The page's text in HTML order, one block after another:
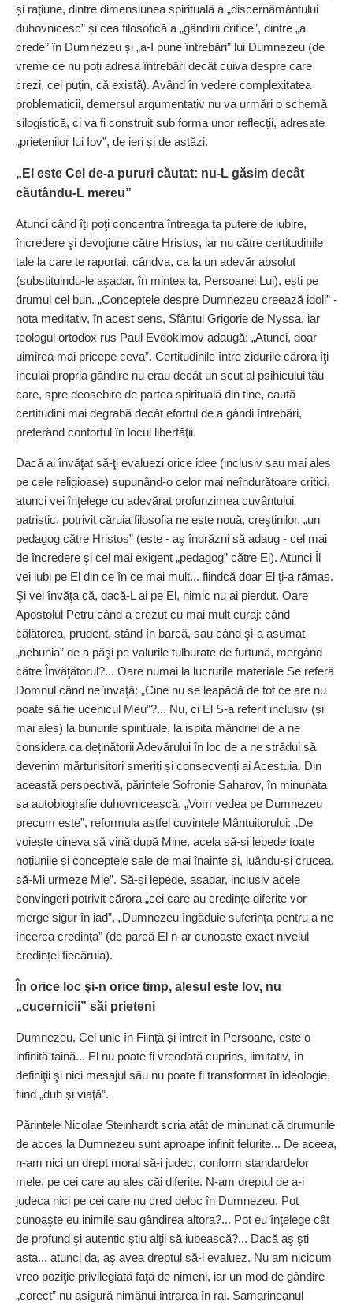
și rațiune, dintre dimensiunea spirituală a „discernământului
duhovnicesc” și cea filosofică a „gândirii critice”, dintre „a
crede” în Dumnezeu și „a-I pune întrebări” lui Dumnezeu (de
vreme ce nu poți adresa întrebări decât cuiva despre care
crezi, cel puțin, că există). Având în vedere complexitatea
problematicii, demersul argumentativ nu va urmări o schemă
silogistică, ci va fi construit sub forma unor reflecții, adresate
„prietenilor lui Iov”, de ieri și de astăzi.
„El este Cel de-a pururi căutat: nu-L găsim decât
căutându-L mereu”
Atunci când îți poţi concentra întreaga ta putere de iubire,
încredere şi devoţiune către Hristos, iar nu către certitudinile
tale la care te raportai, cândva, ca la un adevăr absolut
(substituindu-le aşadar, în mintea ta, Persoanei Lui), ești pe
drumul cel bun. „Conceptele despre Dumnezeu creează idoli” -
nota meditativ, în acest sens, Sfântul Grigorie de Nyssa, iar
teologul ortodox rus Paul Evdokimov adaugă: „Atunci, doar
uimirea mai pricepe ceva”. Certitudinile între zidurile cărora îţi
încuiai propria gândire nu erau decât un scut al psihicului tău
care, spre deosebire de partea spirituală din tine, caută
certitudini mai degrabă decât efortul de a gândi întrebări,
preferând confortul în locul libertăţii.
Dacă ai învăţat să-ţi evaluezi orice idee (inclusiv sau mai ales
pe cele religioase) supunând-o celor mai neîndurătoare critici,
atunci vei înţelege cu adevărat profunzimea cuvântului
patristic, potrivit căruia filosofia ne este nouă, creştinilor, „un
pedagog către Hristos” (este - aş îndrăzni să adaug - cel mai
de încredere şi cel mai exigent „pedagog” către El). Atunci Îl
vei iubi pe El din ce în ce mai mult... fiindcă doar El ţi-a rămas.
Şi vei învăţa că, dacă-L ai pe El, nimic nu ai pierdut. Oare
Apostolul Petru când a crezut cu mai mult curaj: când
călătorea, prudent, stând în barcă, sau când şi-a asumat
„nebunia” de a păşi pe valurile tulburate de furtună, mergând
către Învăţătorul?... Oare numai la lucrurile materiale Se referă
Domnul când ne învaţă: „Cine nu se leapădă de tot ce are nu
poate să fie ucenicul Meu”?... Nu, ci El S-a referit inclusiv (și
mai ales) la bunurile spirituale, la ispita mândriei de a ne
considera ca deținătorii Adevărului în loc de a ne strădui să
devenim mărturisitori smeriți și consecvenți ai Acestuia. Din
această perspectivă, părintele Sofronie Saharov, în minunata
sa autobiografie duhovnicească, „Vom vedea pe Dumnezeu
precum este”, reformula astfel cuvintele Mântuitorului: „De
voiește cineva să vină după Mine, acela să-și lepede toate
noțiunile și conceptele sale de mai înainte și, luându-și crucea,
să-Mi urmeze Mie”. Să-și lepede, așadar, inclusiv acele
convingeri potrivit cărora „cei care au credințe diferite vor
merge sigur în iad”, „Dumnezeu îngăduie suferința pentru a ne
încerca credința” (de parcă El n-ar cunoaște exact nivelul
credinței fiecăruia).
În orice loc şi-n orice timp, alesul este Iov, nu
„cucernicii” săi prieteni
Dumnezeu, Cel unic în Ființă și întreit în Persoane, este o
infinită taină... El nu poate fi vreodată cuprins, limitativ, în
definiţii şi nici mesajul său nu poate fi transformat în ideologie,
fiind „duh şi viaţă”.
Părintele Nicolae Steinhardt scria atât de minunat că drumurile
de acces la Dumnezeu sunt aproape infinit felurite... De aceea,
n-am nici un drept moral să-i judec, conform standardelor
mele, pe cei care au ales căi diferite. N-am dreptul de a-i
judeca nici pe cei care nu cred deloc în Dumnezeu. Pot
cunoaşte eu inimile sau gândirea altora?... Pot eu înţelege cât
de profund şi autentic ştiu alţii să iubească?... Dacă aş şti
asta... atunci da, aş avea dreptul să-i evaluez. Nu am nicicum
vreo poziţie privilegiată faţă de nimeni, iar un mod de gândire
„corect” nu asigură nimănui intrarea în rai. Samarineanul